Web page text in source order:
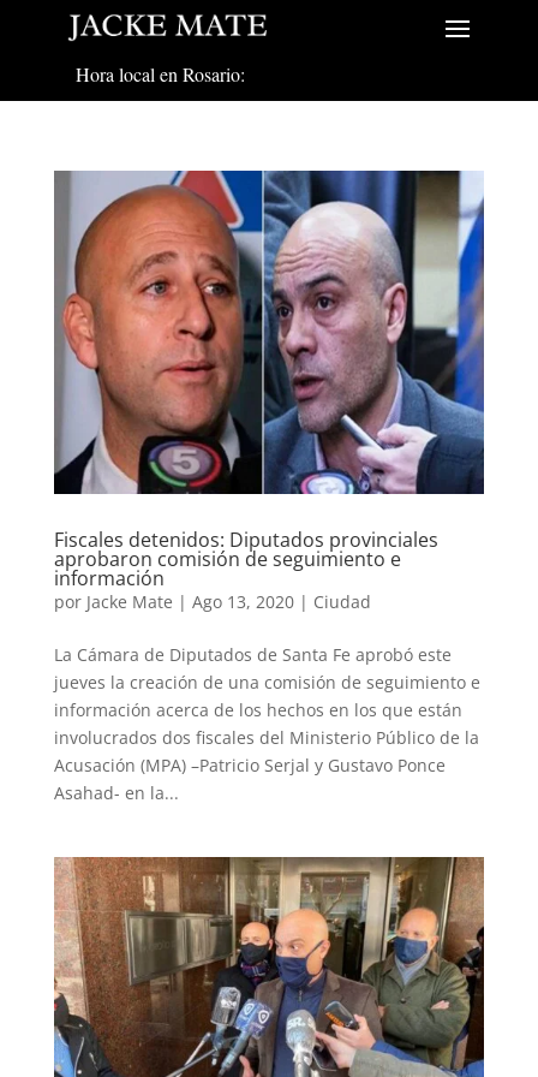
Hora local en Rosario:
Fiscales detenidos: Diputados provinciales
aprobaron comisión de seguimiento e
información
por Jacke Mate | Ago 13, 2020| Ciudad
La Cámara de Diputados de Santa Fe aprobó este
jueves la creación de una comisión de seguimiento e
información acerca de los hechos en los que están
involucrados dos fiscales del Ministerio Público de la
Acusación (MPA) –Patricio Serjal y Gustavo Ponce
Asahad- en la...